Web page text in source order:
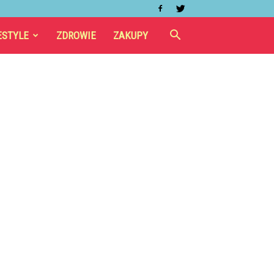
ZDROWIE ZAKUPY